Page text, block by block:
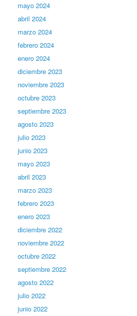
mayo 2024
abril 2024
marzo 2024
febrero 2024
enero 2024
diciembre 2023
noviembre 2023
octubre 2023
septiembre 2023
agosto 2023
julio 2023
junio 2023
mayo 2023
abril 2023
marzo 2023
febrero 2023
enero 2023
diciembre 2022
noviembre 2022
octubre 2022
septiembre 2022
agosto 2022
julio 2022
junio 2022